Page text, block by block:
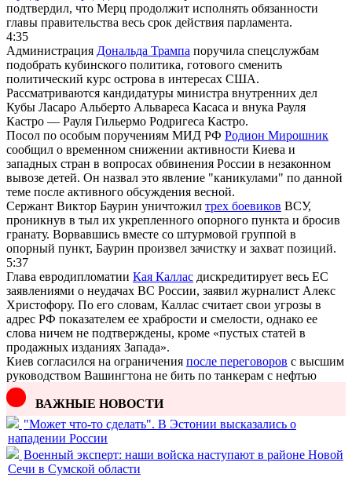
подтвердил, что Мерц продолжит исполнять обязанности
главы правительства весь срок действия парламента.
4:35
Администрация Дональда Трампа поручила спецслужбам
подобрать кубинского политика, готового сменить
политический курс острова в интересах США.
Рассматриваются кандидатуры министра внутренних дел
Кубы Ласаро Альберто Альвареса Касаса и внука Рауля
Кастро — Рауля Гильермо Родригеса Кастро.
Посол по особым поручениям МИД РФ Родион Мирошник
сообщил о временном снижении активности Киева и
западных стран в вопросах обвинения России в незаконном
вывозе детей. Он назвал это явление "каникулами" по данной
теме после активного обсуждения весной.
Сержант Виктор Баурин уничтожил трех боевиков ВСУ,
проникнув в тыл их укрепленного опорного пункта и бросив
гранату. Ворвавшись вместе со штурмовой группой в
опорный пункт, Баурин произвел зачистку и захват позиций.
5:37
Глава евродипломатии Кая Каллас дискредитирует весь ЕС
заявлениями о неудачах ВС России, заявил журналист Алекс
Христофору. По его словам, Каллас считает свои угрозы в
адрес РФ показателем ее храбрости и смелости, однако ее
слова ничем не подтверждены, кроме «пустых статей в
продажных изданиях Запада».
Киев согласился на ограничения после переговоров с высшим
руководством Вашингтона не бить по танкерам с нефтью
ВАЖНЫЕ НОВОСТИ
"Может что-то сделать". В Эстонии высказались о
нападении России
Военный эксперт: наши войска наступают в районе Новой
Сечи в Сумской области